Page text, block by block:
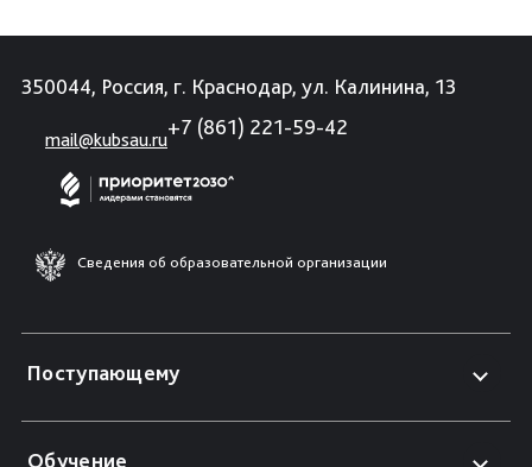
350044, Россия, г. Краснодар, ул. Калинина, 13
mail@kubsau.ru
+7 (861) 221-59-42
Сведения об образовательной организации
Поступающему
Обучение